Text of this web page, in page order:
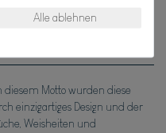
diesem Motto wurden diese
einzigartiges Design und der
Weisheiten und
Alle ablehnen